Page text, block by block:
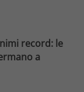
record: le
a